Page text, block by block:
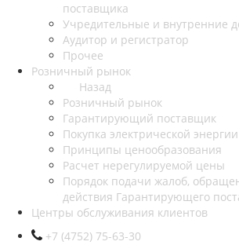
поставщика
Учредительные и внутренние
Аудитор и регистратор
Прочее
Розничный рынок
Назад
Розничный рынок
Гарантирующий поставщик
Покупка электрической энергии
Принципы ценообразования
Расчет нерегулируемой цены
Порядок подачи жалоб,
действия Гарантирующего
Центры обслуживания клиентов
+7 (4752) 75-63-30